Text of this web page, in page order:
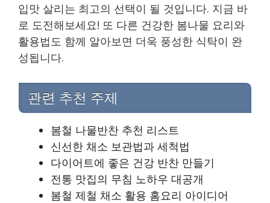
입맛 살리는 최고의 선택이 될 것입니다. 지금 바
로 도전해보세요! 또 다른 건강한 봄나물 요리와
활용법도 함께 알아보면 더욱 풍성한 식탁이 완
성됩니다.
관련 추천 주제
봄철 나물반찬 추천 리스트
신선한 채소 보관법과 세척법
다이어트에 좋은 건강 반찬 만들기
전통 맛집의 무침 노하우 대공개
봄철 제철 채소 활용 홈요리 아이디어